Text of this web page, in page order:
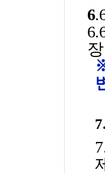
6
장